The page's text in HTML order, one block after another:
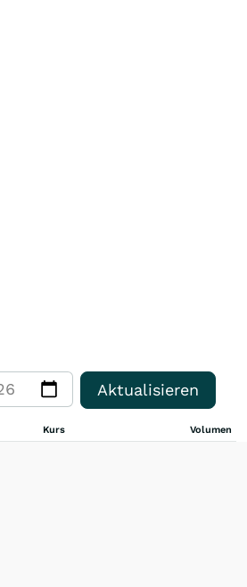
Aktualisieren
Kurs Volumen